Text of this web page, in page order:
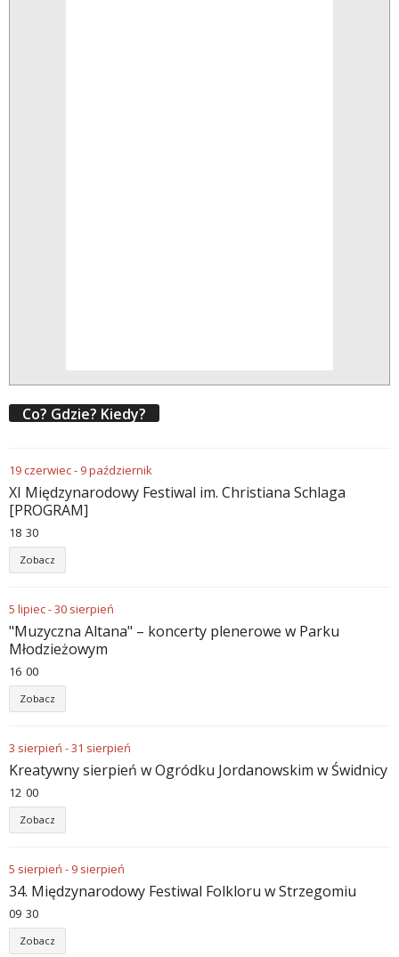
Co? Gdzie? Kiedy?
19czerwiec- 9październik
XI Międzynarodowy Festiwal im. Christiana Schlaga
[PROGRAM]
18 30
Zobacz
5 lipiec-30 sierpień
"Muzyczna Altana" – koncerty plenerowe w Parku
Młodzieżowym
16 00
Zobacz
3 sierpień -31 sierpień
Kreatywny sierpień w Ogródku Jordanowskim w Świdnicy
12 00
Zobacz
5 sierpień - 9 sierpień
34. Międzynarodowy Festiwal Folkloru w Strzegomiu
09 30
Zobacz